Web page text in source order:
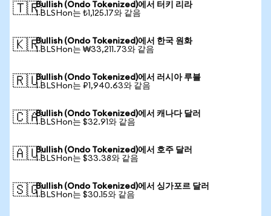
🇹🇷Bullish (Ondo Tokenized)에서 터키 리라
1 BLSHon는 ₺1,125.17와 같음
🇰🇷Bullish (Ondo Tokenized)에서 한국 원화
1 BLSHon는 ₩33,211.73와 같음
🇷🇺Bullish (Ondo Tokenized)에서 러시아 루블
1 BLSHon는 ₽1,940.63와 같음
🇨🇦Bullish (Ondo Tokenized)에서 캐나다 달러
1 BLSHon는 $32.91와 같음
🇦🇺Bullish (Ondo Tokenized)에서 호주 달러
1 BLSHon는 $33.38와 같음
🇸🇬Bullish (Ondo Tokenized)에서 싱가포르 달러
1 BLSHon는 $30.15와 같음